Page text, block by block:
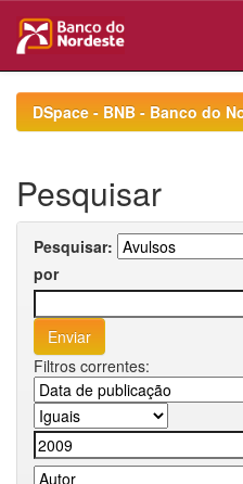
navigationDSpace - BNB - Banco do
Pesquisar
Pesquisar:
por
Filtros correntes: